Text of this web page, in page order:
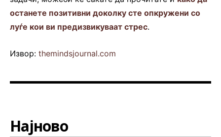
останете позитивни доколку сте опкружени со
луѓе кои ви предизвикуваат стрес.
Извор: themindsjournal.com
Најново